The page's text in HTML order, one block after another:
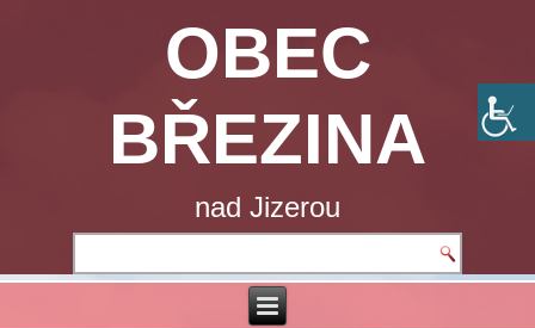
OBEC
BŘEZINA
nad Jizerou